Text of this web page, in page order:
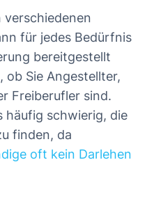
verschiedenen
für jedes Bedürfnis
bereitgestellt
ob Sie Angestellter,
Freiberufler sind.
häufig schwierig, die
finden, da
oft kein Darlehen